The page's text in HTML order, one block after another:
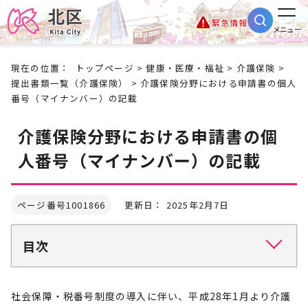
緊急情報
メニュー
現在の位置： トップページ >健康・医療・福祉 > 介護保険 >
提出書類一覧（介護保険）
> 介護保険分野における申請書の個人
番号（マイナンバー）の記載
介護保険分野における申請書の個
人番号（マイナンバー）の記載
ページ番号1001866 更新日： 2025年2月7日
目次
社会保障・税番号制度の導入に伴い、平成28年1月より介護